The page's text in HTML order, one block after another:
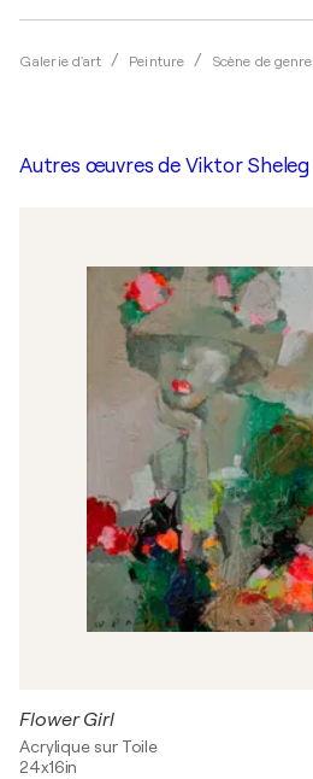
Galerie d'art Peinture Scène de genre
Autres œuvres de Viktor Sheleg
Flower Girl
Acrylique sur Toile
24x16in